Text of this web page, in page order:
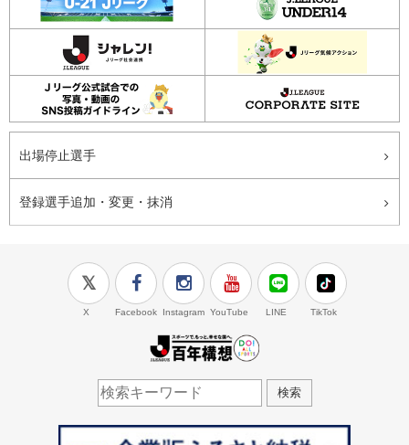
出場停止選手
登録選手追加・変更・抹消
X Facebook Instagram YouTube LINE TikTok
検索